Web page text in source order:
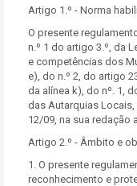
Artigo 1.º - Norma
O presente
n.º 1 do artigo 3.º, da
e competências dos
e), do n.º 2, do artigo
da alínea k), do nº. 1,
das Autarquias Locais,
12/09, na sua redação
Artigo 2.º - Âmbito e
1. O presente
reconhecimento e